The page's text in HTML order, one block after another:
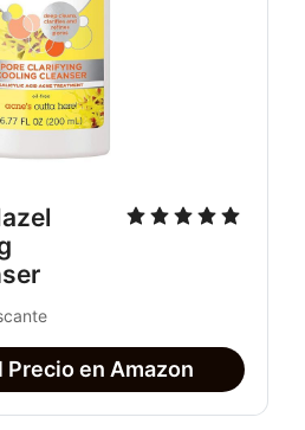
Precio en Amazon